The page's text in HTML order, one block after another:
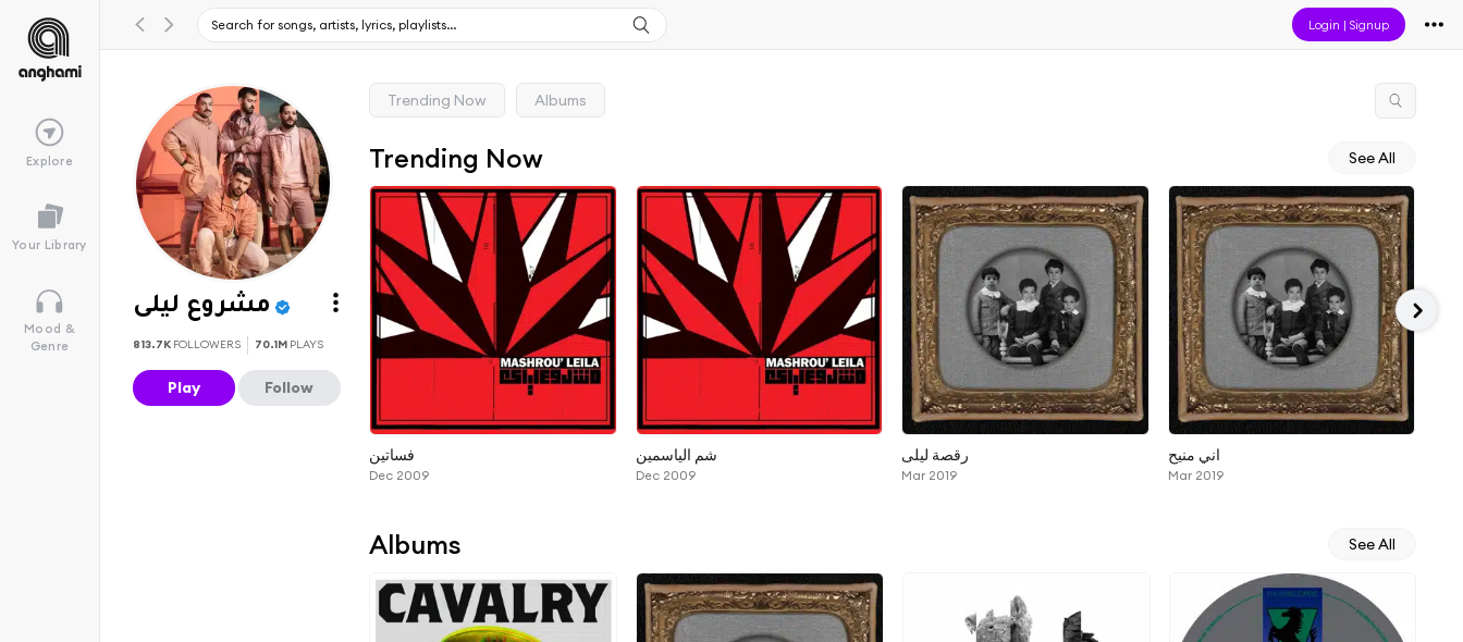
Login |Signup
Explore
Your Library
Mood &
Genre
مشروع ليلى
813.7K FOLLOWERS 70.1M PLAYS
Play Follow
Trending Now Albums
Trending Now See All
فساتين
Dec 2009
شم الياسمين
Dec 2009
رقصة ليلى
Mar 2019
اني منيح
Mar 2019
Albums See All